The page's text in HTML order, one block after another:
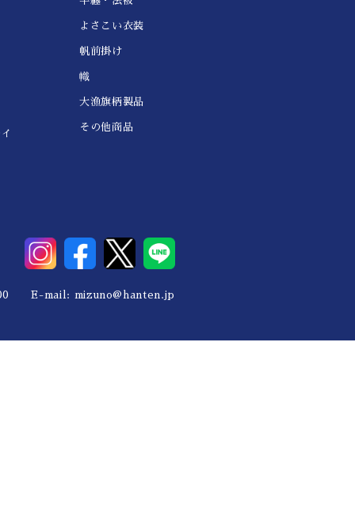
よさこい衣装
帆前掛け
幟
大漁旗柄製品
その他商品
E-mail: mizuno@hanten.jp